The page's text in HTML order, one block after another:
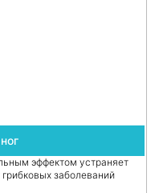
эффектом устраняет
заболеваний